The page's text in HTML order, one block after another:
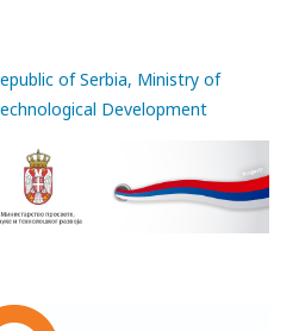
of Serbia, Ministry of
Development